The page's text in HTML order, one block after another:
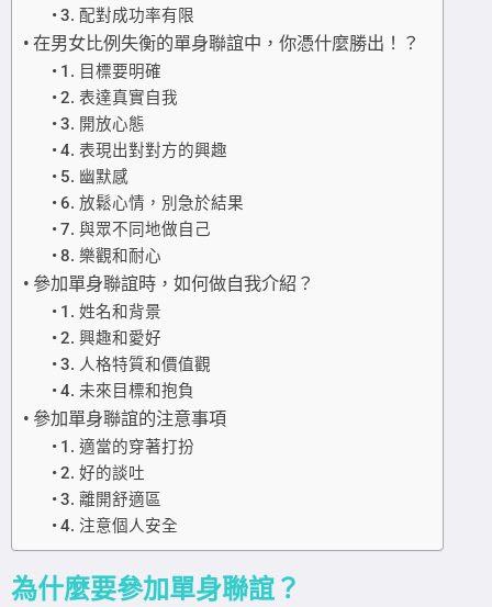
3. 配對成功率有限
在男女比例失衡的單身聯誼中，你憑什麼勝出！？
1. 目標要明確
2. 表達真實自我
3. 開放心態
4. 表現出對對方的興趣
5. 幽默感
6. 放鬆心情，別急於結果
7. 與眾不同地做自己
8. 樂觀和耐心
參加單身聯誼時，如何做自我介紹？
1. 姓名和背景
2. 興趣和愛好
3. 人格特質和價值觀
4. 未來目標和抱負
參加單身聯誼的注意事項
1. 適當的穿著打扮
2. 好的談吐
3. 離開舒適區
4. 注意個人安全
為什麼要參加單身聯誼？